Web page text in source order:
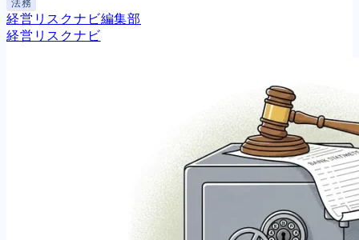
法務
経営リスクナビ編集部
経営リスクナビ